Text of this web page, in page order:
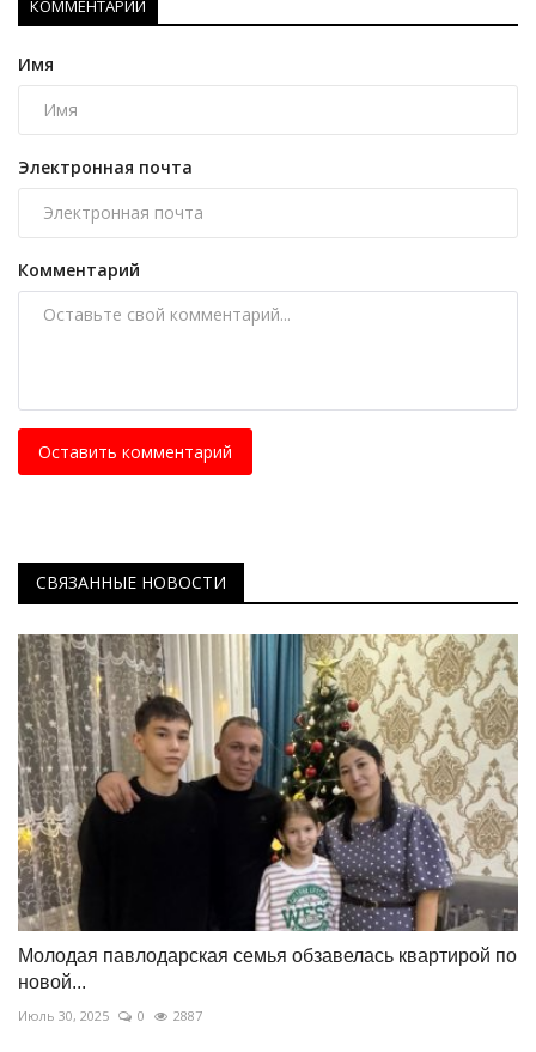
КОММЕНТАРИИ
Имя
Электронная почта
Комментарий
Оставить комментарий
СВЯЗАННЫЕ НОВОСТИ
Молодая павлодарская семья обзавелась квартирой по
новой...
Июль 30, 2025 0 2887